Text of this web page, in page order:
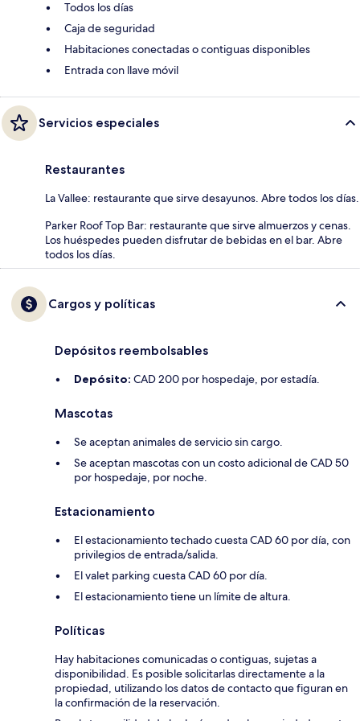
Todos los días
Caja de seguridad
Habitaciones conectadas o contiguas disponibles
Entrada con llave móvil
Servicios especiales
Restaurantes
La Vallee: restaurante que sirve desayunos. Abre todos los días.
Parker Roof Top Bar: restaurante que sirve almuerzos y cenas.
Los huéspedes pueden disfrutar de bebidas en el bar. Abre
todos los días.
Cargos y políticas
Depósitos reembolsables
Depósito: CAD 200 por hospedaje, por estadía.
Mascotas
Se aceptan animales de servicio sin cargo.
Se aceptan mascotas con un costo adicional de CAD 50
por hospedaje, por noche.
Estacionamiento
El estacionamiento techado cuesta CAD 60 por día, con
privilegios de entrada/salida.
El valet parking cuesta CAD 60 por día.
El estacionamiento tiene un límite de altura.
Políticas
Hay habitaciones comunicadas o contiguas, sujetas a
disponibilidad. Es posible solicitarlas directamente a la
propiedad, utilizando los datos de contacto que figuran en
la confirmación de la reservación.